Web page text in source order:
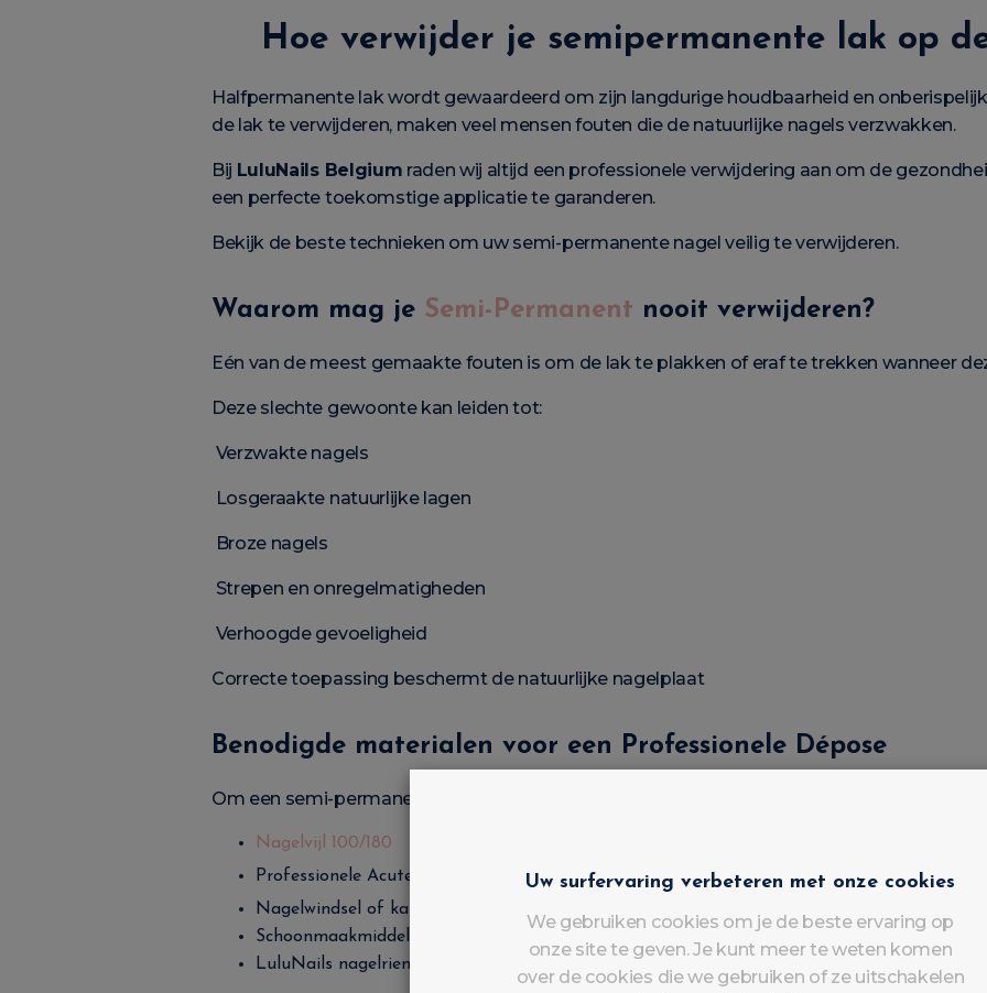
Hoe verwijder je semipermanente lak op
Halfpermanente lak wordt gewaardeerd om zijn langdurige houdbaarheid en
de lak te verwijderen, maken veel mensen fouten die de natuurlijke nagels verzwakken.
Bij LuluNails Belgium raden wij altijd een professionele verwijdering aan om de
een perfecte toekomstige applicatie te garanderen.
Bekijk de beste technieken om uw semi-permanente nagel veilig te verwijderen.
Waarom mag je Semi-Permanent nooit verwijderen?
Eén van de meest gemaakte fouten is om de lak te plakken of eraf te trekken wanneer
Deze slechte gewoonte kan leiden tot:
Verzwakte nagels
Losgeraakte natuurlijke lagen
Broze nagels
Strepen en onregelmatigheden
Verhoogde gevoeligheid
Correcte toepassing beschermt de natuurlijke nagelplaat
Benodigde materialen voor een Professionele Dépose
Om een semi-permanente nagellak op de juiste manier te verwijderen, moet je het
Nagelvijl 100/180
Professionele Acute Tone
Nagelwindsel of katoen
Schoonmaakmiddel
LuluNails nagelriemolie
Uw surfervaring verbeteren met onze cookies
We gebruiken cookies om je de beste ervaring op
onze site te geven. Je kunt meer te weten komen
over de cookies die we gebruiken of ze uitschakelen